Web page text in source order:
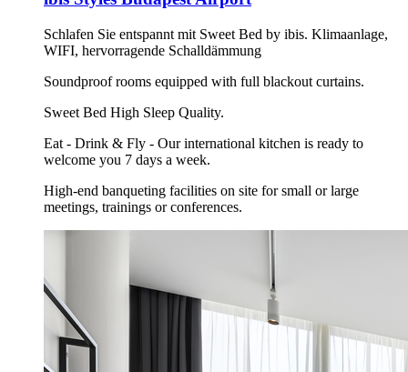
Schlafen Sie entspannt mit Sweet Bed by ibis. Klimaanlage,
WIFI, hervorragende Schalldämmung
Soundproof rooms equipped with full blackout curtains.
Sweet Bed High Sleep Quality.
Eat - Drink & Fly - Our international kitchen is ready to
welcome you 7 days a week.
High-end banqueting facilities on site for small or large
meetings, trainings or conferences.